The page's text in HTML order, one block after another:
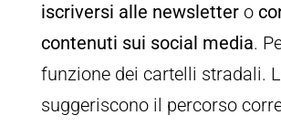
iscriversi alle newslettero
contenuti sui social media.
funzione dei cartelli stradali.
suggeriscono il percorso